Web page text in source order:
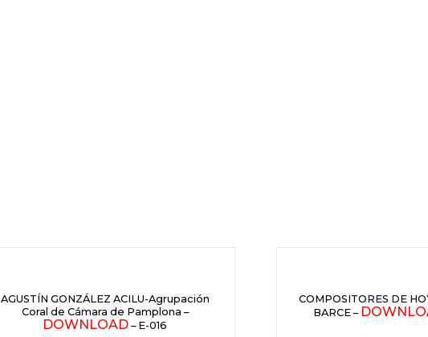
AGUSTÍN GONZÁLEZ ACILU-Agrupación
Coral de Cámara de Pamplona –
DOWNLOAD – E-016
COMPOSITORES DE
BARCE –